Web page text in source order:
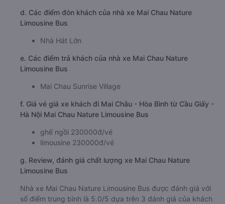
d. Các điểm đón khách của nhà xe Mai Chau Nature
Limousine Bus
Nhà Hát Lớn
e. Các điểm trả khách của nhà xe Mai Chau Nature
Limousine Bus
Mai Chau Sunrise Village
f. Giá vé giá xe khách đi Mai Châu - Hòa Bình từ Cầu Giấy -
Hà Nội Mai Chau Nature Limousine Bus
ghế ngồi 230000đ/vé
limousine 230000đ/vé
g. Review, đánh giá chất lượng xe Mai Chau Nature
Limousine Bus
Nhà xe Mai Chau Nature Limousine Bus được đánh giá với
số điểm trung bình là 5.0/5 dựa trên 3 đánh giá của khách